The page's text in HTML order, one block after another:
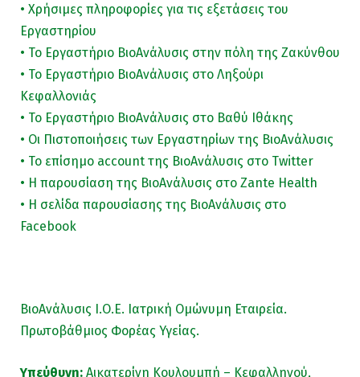
• Χρήσιμες πληροφορίες για τις εξετάσεις του
Εργαστηρίου
• Το Εργαστήριο ΒιοAνάλυσις στην πόλη της Ζακύνθου
• Το Εργαστήριο ΒιοAνάλυσις στο Ληξούρι
Κεφαλλονιάς
• Το Εργαστήριο ΒιοAνάλυσις στο Βαθύ Ιθάκης
• Οι Πιστοποιήσεις των Εργαστηρίων της ΒιοΑνάλυσις
• Το επίσημο account της ΒιοAνάλυσις στο Twitter
• Η παρουσίαση της ΒιοAνάλυσις στο Zante Health
• Η σελίδα παρουσίασης της ΒιοAνάλυσις στο
Facebook
ΒιοAνάλυσις Ι.Ο.Ε. Ιατρική Ομώνυμη Εταιρεία.
Πρωτοβάθμιος Φορέας Υγείας.
Υπεύθυνη: Αικατερίνη Κουλουμπή – Κεφαλληνού,